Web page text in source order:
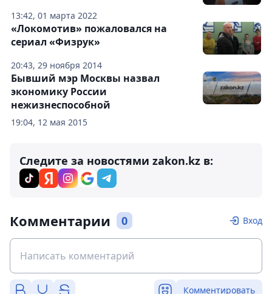
13:42, 01 марта 2022
20:43, 29 ноября 2014
«Локомотив» пожаловался на
сериал «Физрук»
19:04, 12 мая 2015
Бывший мэр Москвы назвал
экономику России
нежизнеспособной
Следите за новостями zakon.kz в:
Комментарии 0 Вход
Комментировать